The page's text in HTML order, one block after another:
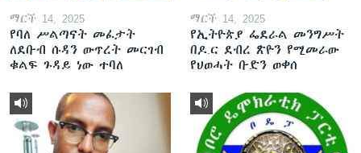
ማርች 14, 2025
የባለ ሥልጣናት መፈታት
ለደቡብ ሱዳን ውጥረት መርገብ
ቁልፍ ጉዳይ ነው ተባለ
ማርች 14, 2025
የኢትዮጵያ ፌደራል መንግሥት
በዶ.ር ደብረ ጽዮን የሚመራው
የህወሓት ቡድን ወቀሰ